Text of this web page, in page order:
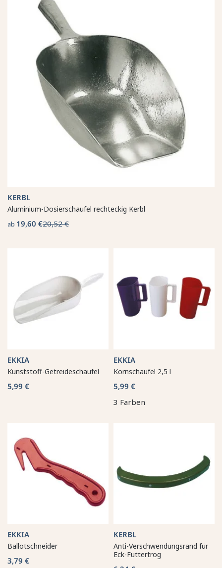
KERBL
Aluminium-Dosierschaufel rechteckig Kerbl
ab 19,60 €20,52 €
EKKIA
Kunststoff-Getreideschaufel
5,99 €
EKKIA
Kornschaufel 2,5 l
5,99 €
3 Farben
EKKIA
Ballotschneider
3,79 €
KERBL
Anti-Verschwendungsrand für
Eck-Futtertrog